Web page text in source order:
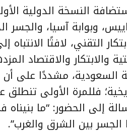
النسخة الدولية
وبوابة آسيا، والجسر
التقني، لافتًا
والابتكار والاقتصاد
السعودية، مشددًا على
فللمرة الأولى
إلى الحضور: “ما
الجسر بين الشرق والغرب”.